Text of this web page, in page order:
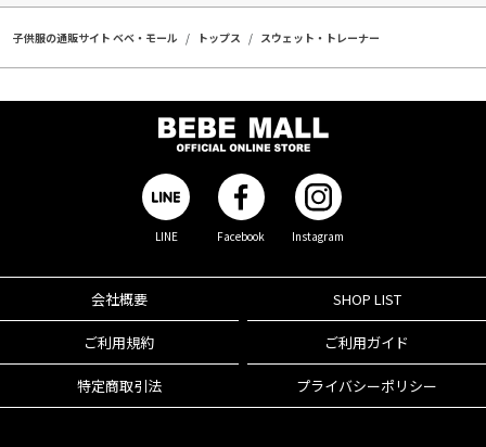
子供服の通販サイト ベベ・モール トップス スウェット・トレーナー
LINE Facebook Instagram
会社概要 SHOP LIST
ご利用規約 ご利用ガイド
特定商取引法 プライバシーポリシー